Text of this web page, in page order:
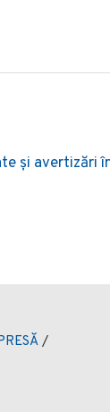
și avertizări
/